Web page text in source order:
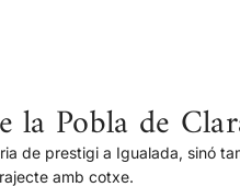
la Pobla de
de prestigi a Igualada, sinó
amb cotxe.